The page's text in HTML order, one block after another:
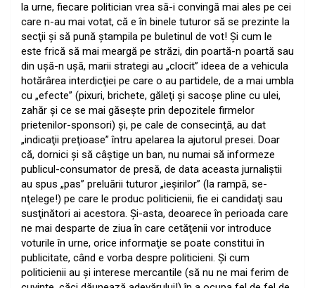
la urne, fiecare politician vrea să-i convingă mai ales pe cei
care n-au mai votat, că e în binele tuturor să se prezinte la
secţii şi să pună ştampila pe buletinul de vot! Şi cum le
este frică să mai meargă pe străzi, din poartă-n poartă sau
din uşă-n uşă, marii strategi au „clocit” ideea de a vehicula
hotărârea interdicţiei pe care o au partidele, de a mai umbla
cu „efecte” (pixuri, brichete, găleţi şi sacoşe pline cu ulei,
zahăr şi ce se mai găseşte prin depozitele firmelor
prietenilor-sponsori) şi, pe cale de consecinţă, au dat
„indicaţii preţioase” întru apelarea la ajutorul presei. Doar
că, dornici şi să câştige un ban, nu numai să informeze
publicul-consumator de presă, de data aceasta jurnaliştii
au spus „pas” preluării tuturor „ieşirilor” (la rampă, se-
nţelege!) pe care le produc politicienii, fie ei candidaţi sau
susţinători ai acestora. Şi-asta, deoarece în perioada care
ne mai desparte de ziua în care cetăţenii vor introduce
voturile în urne, orice informaţie se poate constitui în
publicitate, când e vorba despre politicieni. Şi cum
politicienii au şi interese mercantile (să nu ne mai ferim de